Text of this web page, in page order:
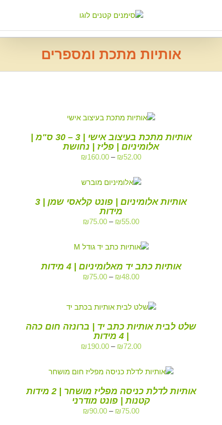
אותיות מתכת ומספרים
אותיות מתכת בעיצוב אישי | 3 – 30 ס"מ |
אלומיניום | פליז | נחושת
₪52.00
–
₪160.00
אותיות אלומיניום | פונט קלאסי שמן | 3
מידות
₪55.00
–
₪75.00
אותיות כתב יד מאלומיניום | 4 מידות
₪48.00
–
₪75.00
שלט לבית אותיות כתב יד | ברונזה חום כהה
| 4 מידות
₪72.00
–
₪190.00
אותיות לדלת כניסה מפליז מושחר | 2 מידות
קטנות | פונט מודרני
₪75.00
–
₪90.00